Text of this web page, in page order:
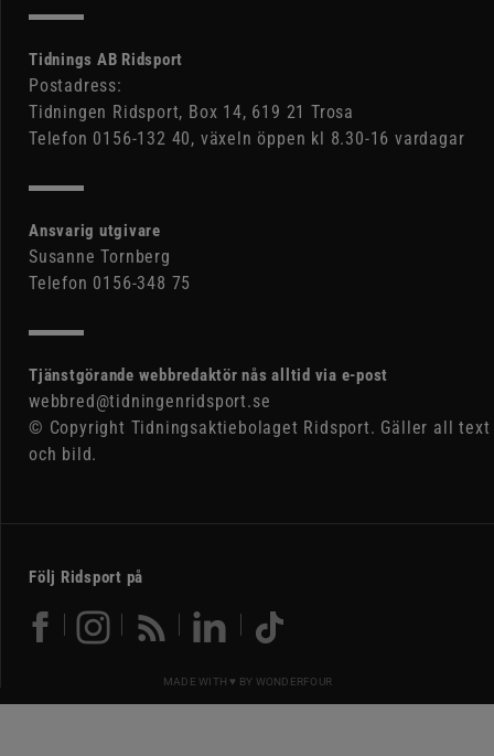
Tidnings AB Ridsport
Postadress:
Tidningen Ridsport, Box 14, 619 21 Trosa
Telefon 0156-132 40, växeln öppen kl 8.30-16 vardagar
Ansvarig utgivare
Susanne Tornberg
Telefon 0156-348 75
Tjänstgörande webbredaktör nås alltid via e-post
webbred@tidningenridsport.se
© Copyright Tidningsaktiebolaget Ridsport. Gäller all text
och bild.
Följ Ridsport på
MADE WITH ♥ BY WONDERFOUR